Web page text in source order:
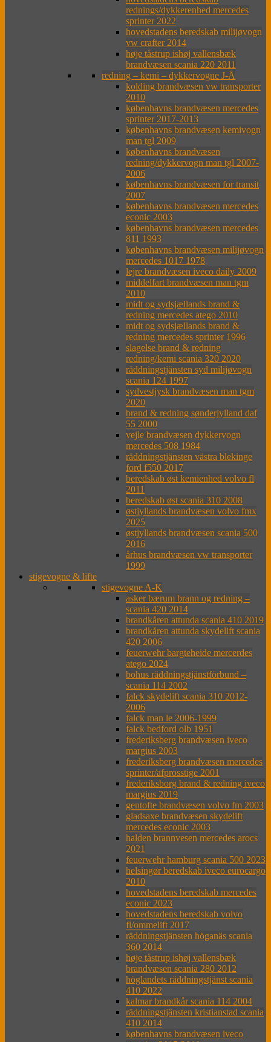
rednings/dykkerenhed mercedes
sprinter 2022
hovedstadens beredskab milijøvogn
vw crafter 2014
høje tåstrup ishøj vallensbæk
brandvæsen scania 220 2011
redning – kemi – dykkervogne J-Å
kolding brandvæsen vw transporter
2010
københavns brandvæsen mercedes
sprinter 2017-2013
københavns brandvæsen kemivogn
man tgl 2009
københavns brandvæsen
redning/dykkervogn man tgl 2007-
2006
københavns brandvæsen for transit
2007
københavns brandvæsen mercedes
econic 2003
københavns brandvæsen mercedes
811 1993
københavns brandvæsen milijøvogn
mercedes 1017 1978
lejre brandvæsen iveco daily 2009
middelfart brandvæsen man tgm
2010
midt og sydsjællands brand &
redning mercedes atego 2010
midt og sydsjællands brand &
redning mercedes sprinter 1996
slagelse brand & redning
redning/kemi scania 320 2020
räddningstjänsten syd milijøvogn
scania 124 1997
sydvestjysk brandvæsen man tgm
2020
brand & redning sønderjylland daf
55 2000
vejle brandvæsen dykkervogn
mercedes 508 1984
räddningstjänsten västra blekinge
ford f550 2017
beredskab øst kemienhed volvo fl
2011
beredskab øst scania 310 2008
østjyllands brandvæsen volvo fmx
2025
østjyllands brandvæsen scania 500
2016
århus brandvæsen vw transporter
1999
stigevogne & lifte
stigevogne A-K
asker bærum brann og redning –
scania 420 2014
brandkåren attunda scania 410 2019
brandkåren attunda skydelift scania
420 2006
feuerwehr bargteheide mercerdes
atego 2024
bohus räddningstjänstförbund –
scania 114 2002
falck skydelift scania 310 2012-
2006
falck man le 2006-1999
falck bedford olb 1951
frederiksberg brandvæsen iveco
margius 2003
frederiksberg brandvæsen mercedes
sprinter/afprosstige 2001
frederiksborg brand & redning iveco
margius 2019
gentofte brandvæsen volvo fm 2003
gladsaxe brandvæsen skydelift
mercedes econic 2003
halden brannvesen mercedes arocs
2021
feuerwehr hamburg scania 500 2023
helsingør beredskab iveco eurocargo
2010
hovedstadens beredskab mercedes
econic 2023
hovedstadens beredskab volvo
fl/ommelift 2017
räddningstjänsten höganäs scania
360 2014
høje tåstrup ishøj vallensbæk
brandvæsen scania 280 2012
höglandets räddningstjänst scania
410 2022
kalmar brandkår scania 114 2004
räddningstjänsten kristianstad scania
410 2014
københavns brandvæsen iveco